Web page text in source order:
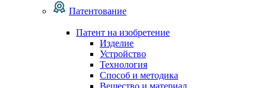
Патентование
Патент на изобретение
Изделие
Устройство
Технология
Способ и методика
Вещество и материал